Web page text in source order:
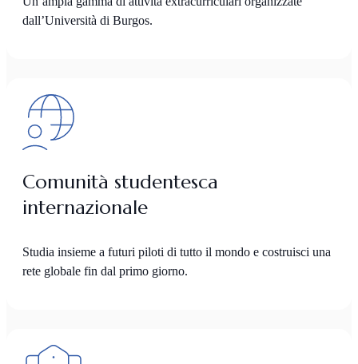
dall’Università di Burgos.
Comunità studentesca
internazionale
Studia insieme a futuri piloti di tutto il mondo e costruisci una
rete globale fin dal primo giorno.